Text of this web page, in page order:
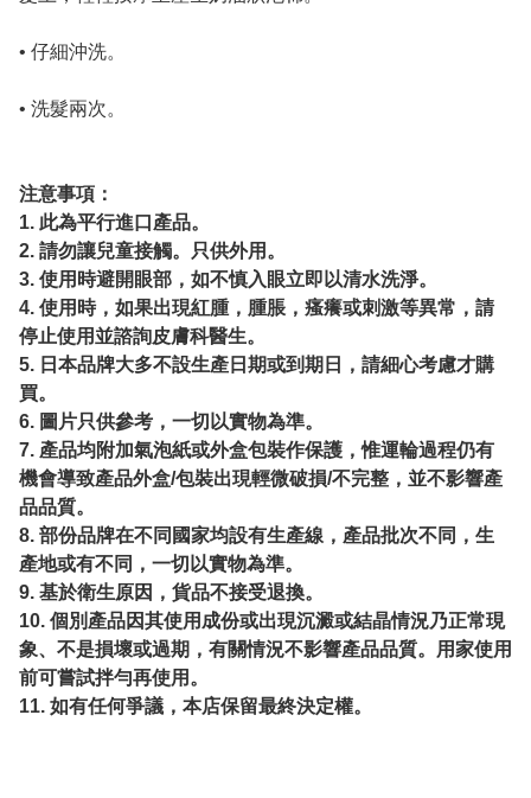
• 仔細沖洗。
• 洗髮兩次。
注意事項：
1. 此為平行進口產品。
2. 請勿讓兒童接觸。只供外用。
3. 使用時避開眼部，如不慎入眼立即以清水洗淨。
4. 使用時，如果出現紅腫，腫脹，瘙癢或刺激等異常，請
停止使用並諮詢皮膚科醫生。
5. 日本品牌大多不設生產日期或到期日，請細心考慮才購
買。
6. 圖片只供參考，一切以實物為準。
7. 產品均附加氣泡紙或外盒包裝作保護，惟運輪過程仍有
機會導致產品外盒/包裝出現輕微破損/不完整，並不影響產
品品質。
8. 部份品牌在不同國家均設有生產線，產品批次不同，生
產地或有不同，一切以實物為準。
9. 基於衛生原因，貨品不接受退換。
10. 個別產品因其使用成份或出現沉澱或結晶情況乃正常現
象、不是損壞或過期，有關情況不影響產品品質。用家使用
前可嘗試拌勻再使用。
11. 如有任何爭議，本店保留最終決定權。